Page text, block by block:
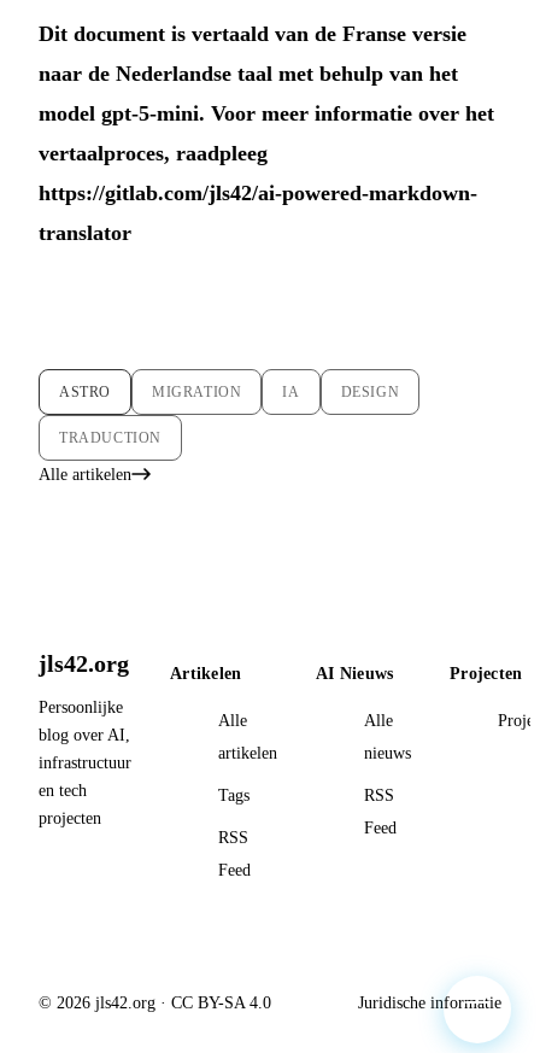
Dit document is vertaald van de Franse versie
naar de Nederlandse taal met behulp van het
model gpt-5-mini. Voor meer informatie over het
vertaalproces, raadpleeg
https://gitlab.com/jls42/ai-powered-markdown-
translator
ASTRO MIGRATION IA DESIGN
TRADUCTION
Alle artikelen
jls42.org
Persoonlijke
blog over AI,
infrastructuur
en tech
projecten
Artikelen
Alle
artikelen
Tags
RSS
Feed
AI Nieuws
Alle
nieuws
RSS
Feed
Projecten
© 2026 jls42.org · CC BY-SA 4.0 Juridische informatie